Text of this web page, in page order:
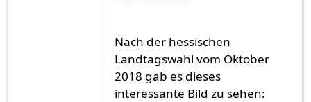
Nach der hessischen
Landtagswahl vom Oktober
2018 gab es dieses
interessante Bild zu sehen: